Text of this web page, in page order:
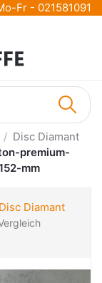
Fr - 021581091
Disc Diamant
premium-
mm
Disc Diamant